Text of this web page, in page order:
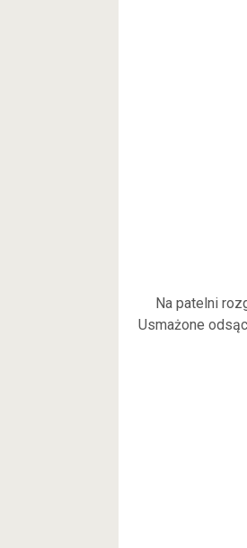
Na patelni
Usmażone